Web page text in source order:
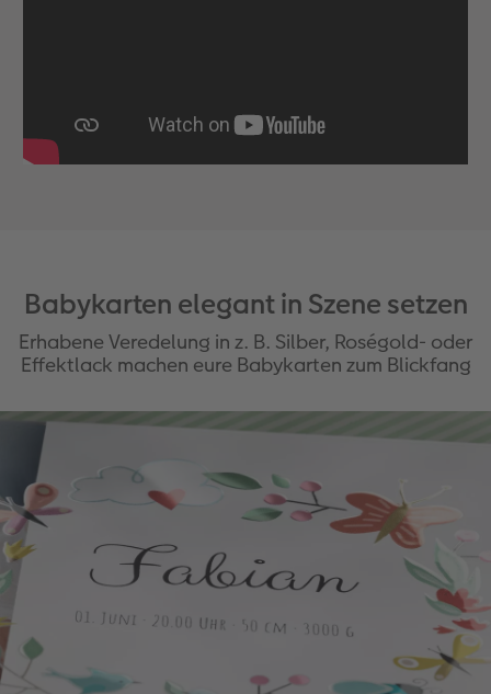
Babykarten elegant in Szene setzen
Erhabene Veredelung in z. B. Silber, Roségold- oder
Effektlack machen eure Babykarten zum Blickfang